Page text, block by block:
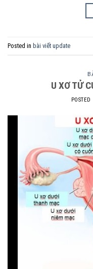
Posted in bài viết update
U XƠ TỬ
POSTED